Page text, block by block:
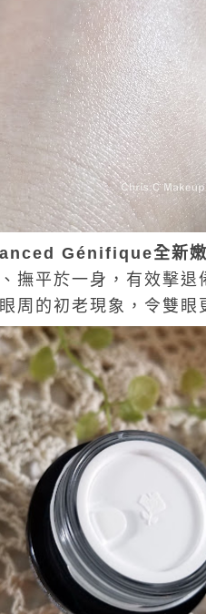
Génifique全新
撫平於一身，有效擊退
周的初老現象，令雙眼